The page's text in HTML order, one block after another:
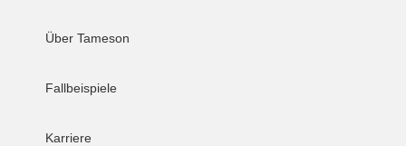
Über Tameson
Fallbeispiele
Karriere